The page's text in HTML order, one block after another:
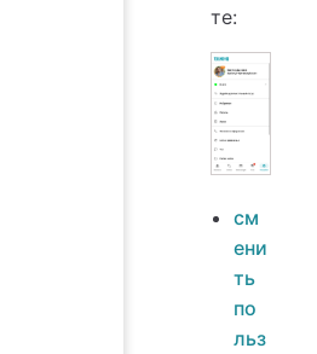
те:
см
ени
ть
по
льз